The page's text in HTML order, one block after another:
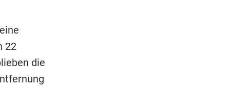
22
die